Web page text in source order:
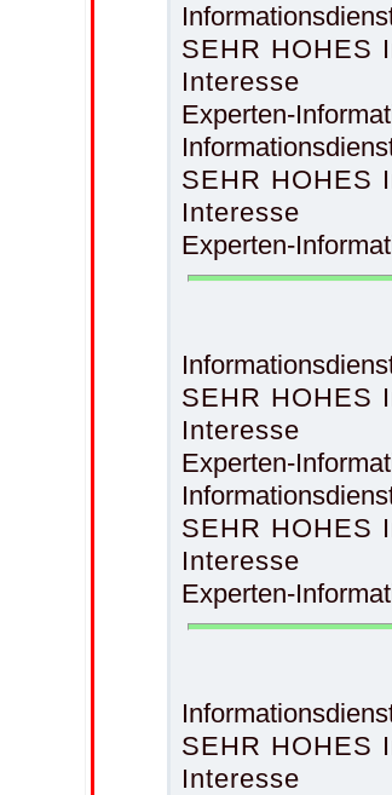
SEHR HOHES
Interesse
Experten-
SEHR HOHES
Interesse
Experten-
SEHR HOHES
Interesse
Experten-
SEHR HOHES
Interesse
Experten-
SEHR HOHES
Interesse